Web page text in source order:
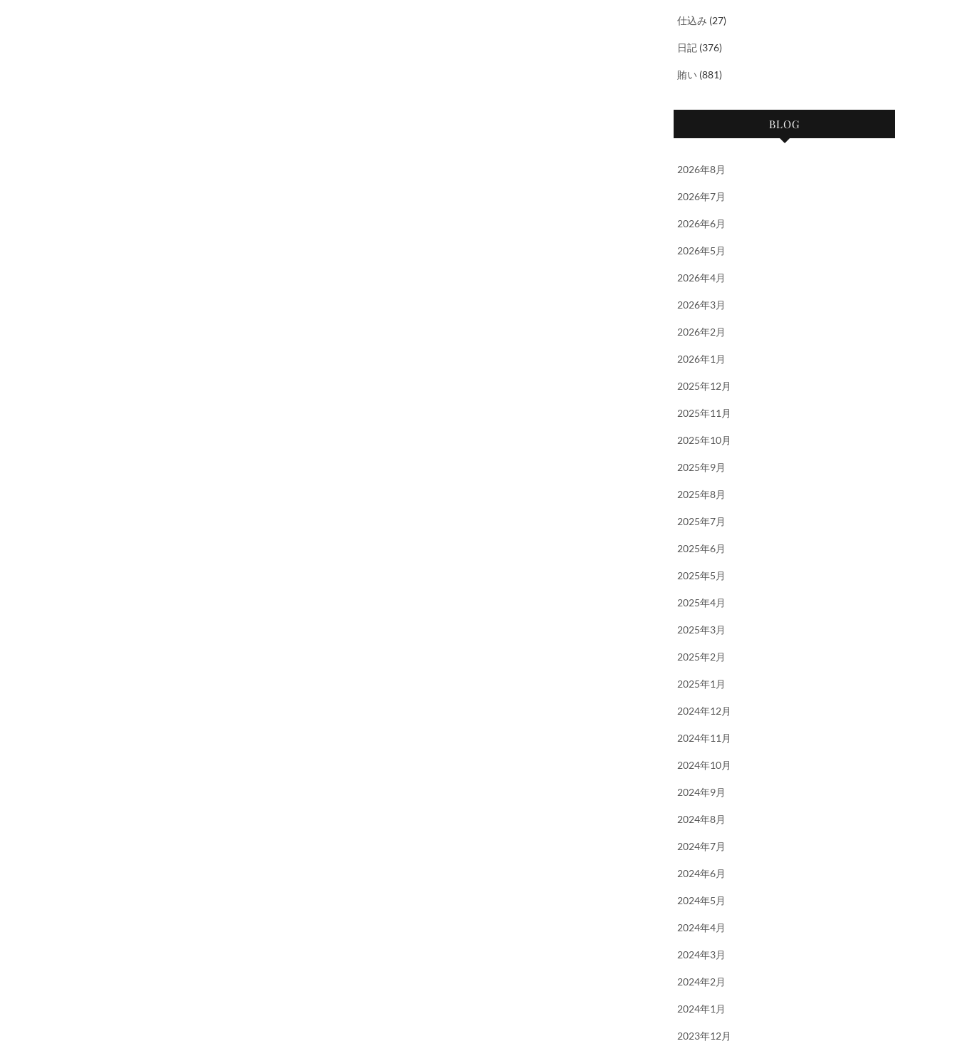
仕込み (27)
日記 (376)
賄い (881)
BLOG
2026年8月
2026年7月
2026年6月
2026年5月
2026年4月
2026年3月
2026年2月
2026年1月
2025年12月
2025年11月
2025年10月
2025年9月
2025年8月
2025年7月
2025年6月
2025年5月
2025年4月
2025年3月
2025年2月
2025年1月
2024年12月
2024年11月
2024年10月
2024年9月
2024年8月
2024年7月
2024年6月
2024年5月
2024年4月
2024年3月
2024年2月
2024年1月
2023年12月